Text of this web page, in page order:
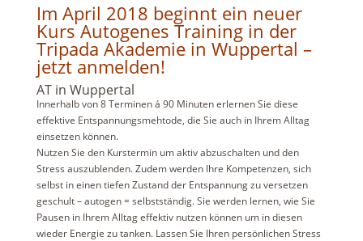
Im April 2018 beginnt ein neuer
Kurs Autogenes Training in der
Tripada Akademie in Wuppertal –
jetzt anmelden!
AT in Wuppertal
Innerhalb von 8 Terminen á 90 Minuten erlernen Sie diese
effektive Entspannungsmehtode, die Sie auch in Ihrem Alltag
einsetzen können.
Nutzen Sie den Kurstermin um aktiv abzuschalten und den
Stress auszublenden. Zudem werden Ihre Kompetenzen, sich
selbst in einen tiefen Zustand der Entspannung zu versetzen
geschult – autogen = selbstständig. Sie werden lernen, wie Sie
Pausen in Ihrem Alltag effektiv nutzen können um in diesen
wieder Energie zu tanken. Lassen Sie Ihren persönlichen Stress